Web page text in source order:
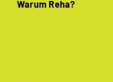
Warum Reha?